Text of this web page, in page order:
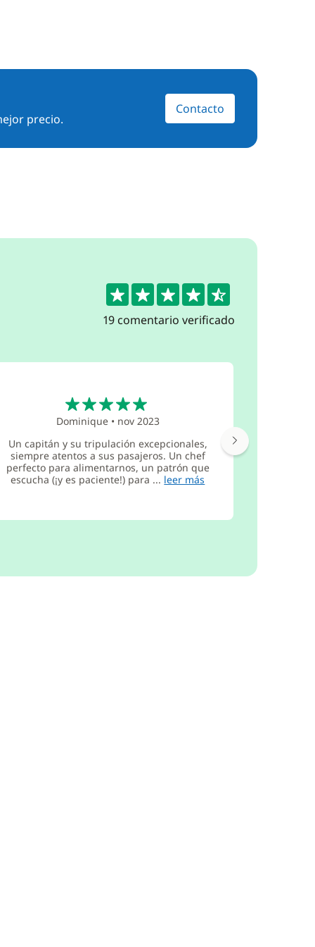
precio.
Contacto
4.7
19 comentario verificado
Dominique• nov 2023
Un capitán y su tripulación excepcionales,
siempre atentos a sus pasajeros. Un chef
perfecto para alimentarnos, un patrón que
escucha (¡y es paciente!) para ... leer más